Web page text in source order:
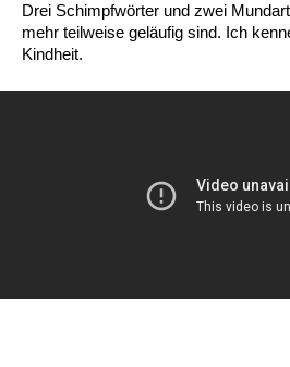
Drei Schimpfwörter und zwei
mehr teilweise geläufig sind. Ich
Kindheit.